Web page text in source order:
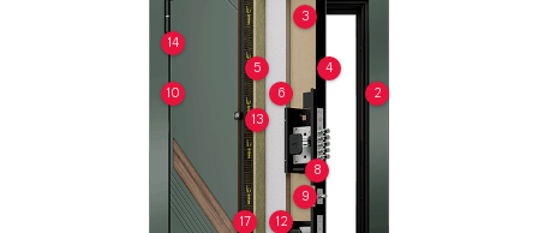
2
3
4
5
6
8
9
10
12
13
14
17